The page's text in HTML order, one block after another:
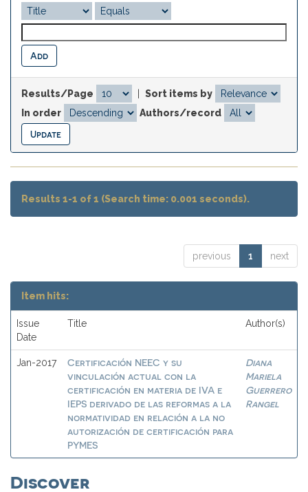
Results/Page
Sort items by
In order
Authors/record
Results 1-1 of 1 (Search time: 0.001 seconds).
previous 1 next
Item hits:
Issue
Date
Title Author(s)
Jan-2017
Certificación NEEC y su
vinculación actual con la
certificación en materia de IVA e
IEPS derivado de las reformas a la
normatividad en relación a la no
autorización de certificación para
PYMES
Diana
Mariela
Guerrero
Rangel
Discover